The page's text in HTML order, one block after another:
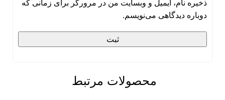
ذخیره نام، ایمیل و وبسایت من در مرورگر برای زمانی که
دوباره دیدگاهی می‌نویسم.
محصولات مرتبط